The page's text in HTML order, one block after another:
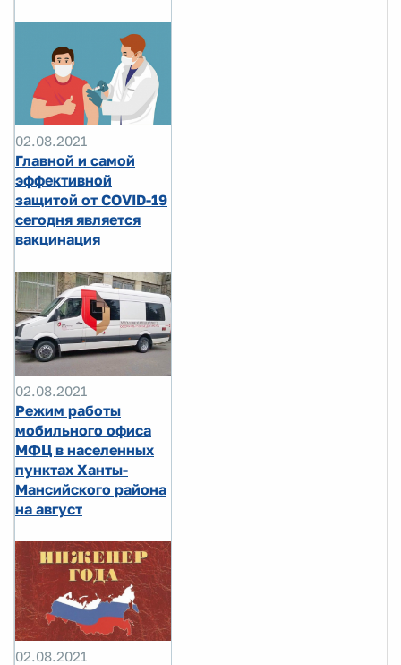
02.08.2021
Главной и самой
эффективной
защитой от COVID-19
сегодня является
вакцинация
02.08.2021
Режим работы
мобильного офиса
МФЦ в населенных
пунктах Ханты-
Мансийского района
на август
02.08.2021